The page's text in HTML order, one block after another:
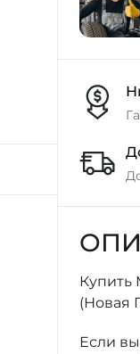
Купить
(Новая
Если